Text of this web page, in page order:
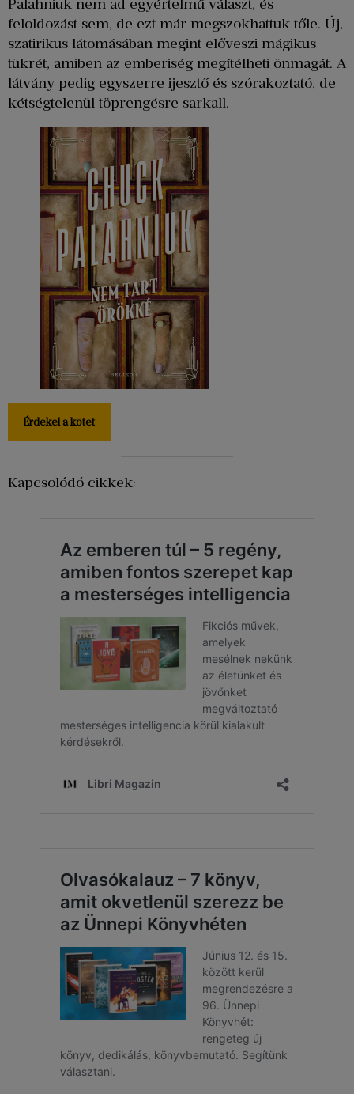
Palahniuk nem ad egyértelmű választ, és
feloldozást sem, de ezt már megszokhattuk tőle. Új,
szatirikus látomásában megint előveszi mágikus
tükrét, amiben az emberiség megítélheti önmagát. A
látvány pedig egyszerre ijesztő és szórakoztató, de
kétségtelenül töprengésre sarkall.
Érdekel a kötet
Kapcsolódó cikkek: